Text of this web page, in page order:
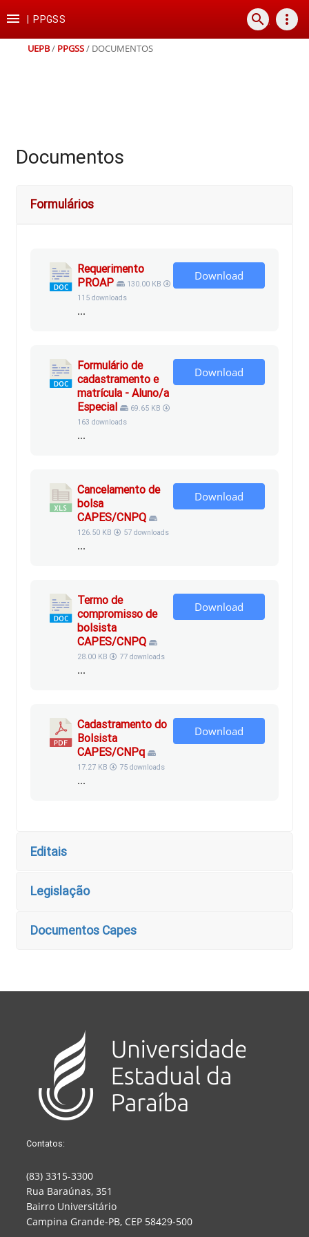
para
conteúdo
para
para
para
rodapé
 PPGSS search more_vert
UEPB/ PPGSS/ DOCUMENTOS
Documentos
Formulários
Requerimento
PROAP
130.00 KB
115 downloads
...
Download
Formulário de
cadastramento e
matrícula - Aluno/a
Especial
69.65 KB
163 downloads
...
Download
Cancelamento de
bolsa
CAPES/CNPQ
126.50 KB 57 downloads
...
Download
Termo de
compromisso de
bolsista
CAPES/CNPQ
28.00 KB 77 downloads
...
Download
Cadastramento do
Bolsista
CAPES/CNPq
17.27 KB 75 downloads
...
Download
Editais
Legislação
Documentos Capes
Contatos:
(83) 3315-3300
Rua Baraúnas, 351
Bairro Universitário
Campina Grande-PB, CEP 58429-500